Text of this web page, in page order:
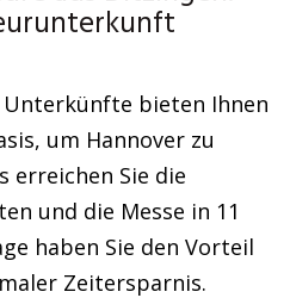
bieten Ihnen
um Hannover zu
erreichen Sie die
und die Messe in 11
haben Sie den Vorteil
Zeitersparnis.